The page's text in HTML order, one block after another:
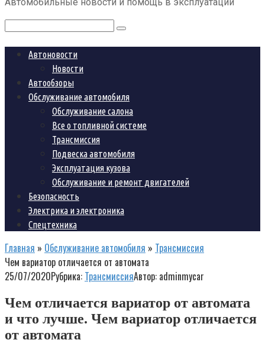
Поиск:
Автоновости
Новости
Автообзоры
Обслуживание автомобиля
Обслуживание салона
Все о топливной системе
Трансмиссия
Подвеска автомобиля
Эксплуатация кузова
Обслуживание и ремонт двигателей
Безопасность
Электрика и электроника
Спецтехника
Главная » Обслуживание автомобиля » Трансмиссия
Чем вариатор отличается от автомата
25/07/2020Рубрика: ТрансмиссияАвтор: adminmycar
Чем отличается вариатор от автомата
и что лучше. Чем вариатор отличается
от автомата